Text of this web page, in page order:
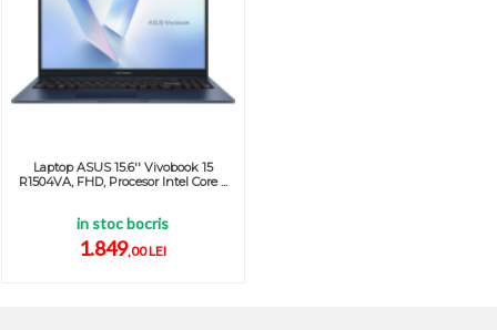
Laptop ASUS 15.6'' Vivobook 15
R1504VA, FHD, Procesor Intel Core ...
in stoc bocris
1.849,00 LEI